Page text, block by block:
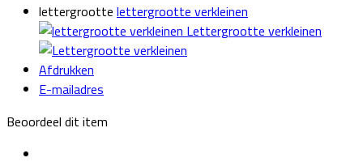
lettergrootte lettergrootte verkleinen
Lettergrootte verkleinen
Afdrukken
E-mailadres
Beoordeel dit item